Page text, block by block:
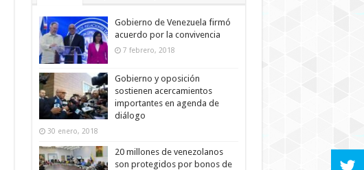
Gobierno de Venezuela firmó
acuerdo por la convivencia
7 febrero, 2018
Gobierno y oposición
sostienen acercamientos
importantes en agenda de
diálogo
30 enero, 2018
20 millones de venezolanos
son protegidos por bonos de